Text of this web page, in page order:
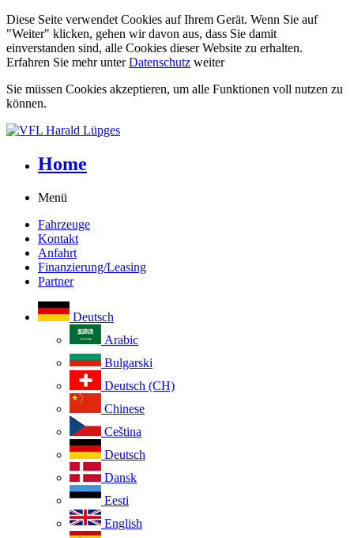
Diese Seite verwendet Cookies auf Ihrem Gerät. Wenn Sie auf
"Weiter" klicken, gehen wir davon aus, dass Sie damit
einverstanden sind, alle Cookies dieser Website zu erhalten.
Erfahren Sie mehr unterDatenschutz weiter
Sie müssen Cookies akzeptieren, um alle Funktionen voll nutzen zu
können.
Home
Menü
Fahrzeuge
Kontakt
Anfahrt
Finanzierung/Leasing
Partner
Deutsch
Arabic
Bulgarski
Deutsch (CH)
Chinese
Ceština
Deutsch
Dansk
Eesti
English